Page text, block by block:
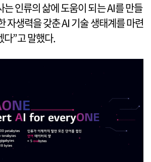
는 인류의 삶에 도움이 되는 AI를 만들
자생력을 갖춘 AI 기술 생태계를 마련
다”고 말했다.